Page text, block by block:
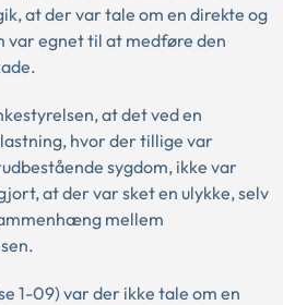
at der var tale om en direkte og
var egnet til at medføre den
at det ved en
hvor der tillige var
sygdom, ikke var
at der var sket en ulykke, selv
mellem
1-09) var der ikke tale om en